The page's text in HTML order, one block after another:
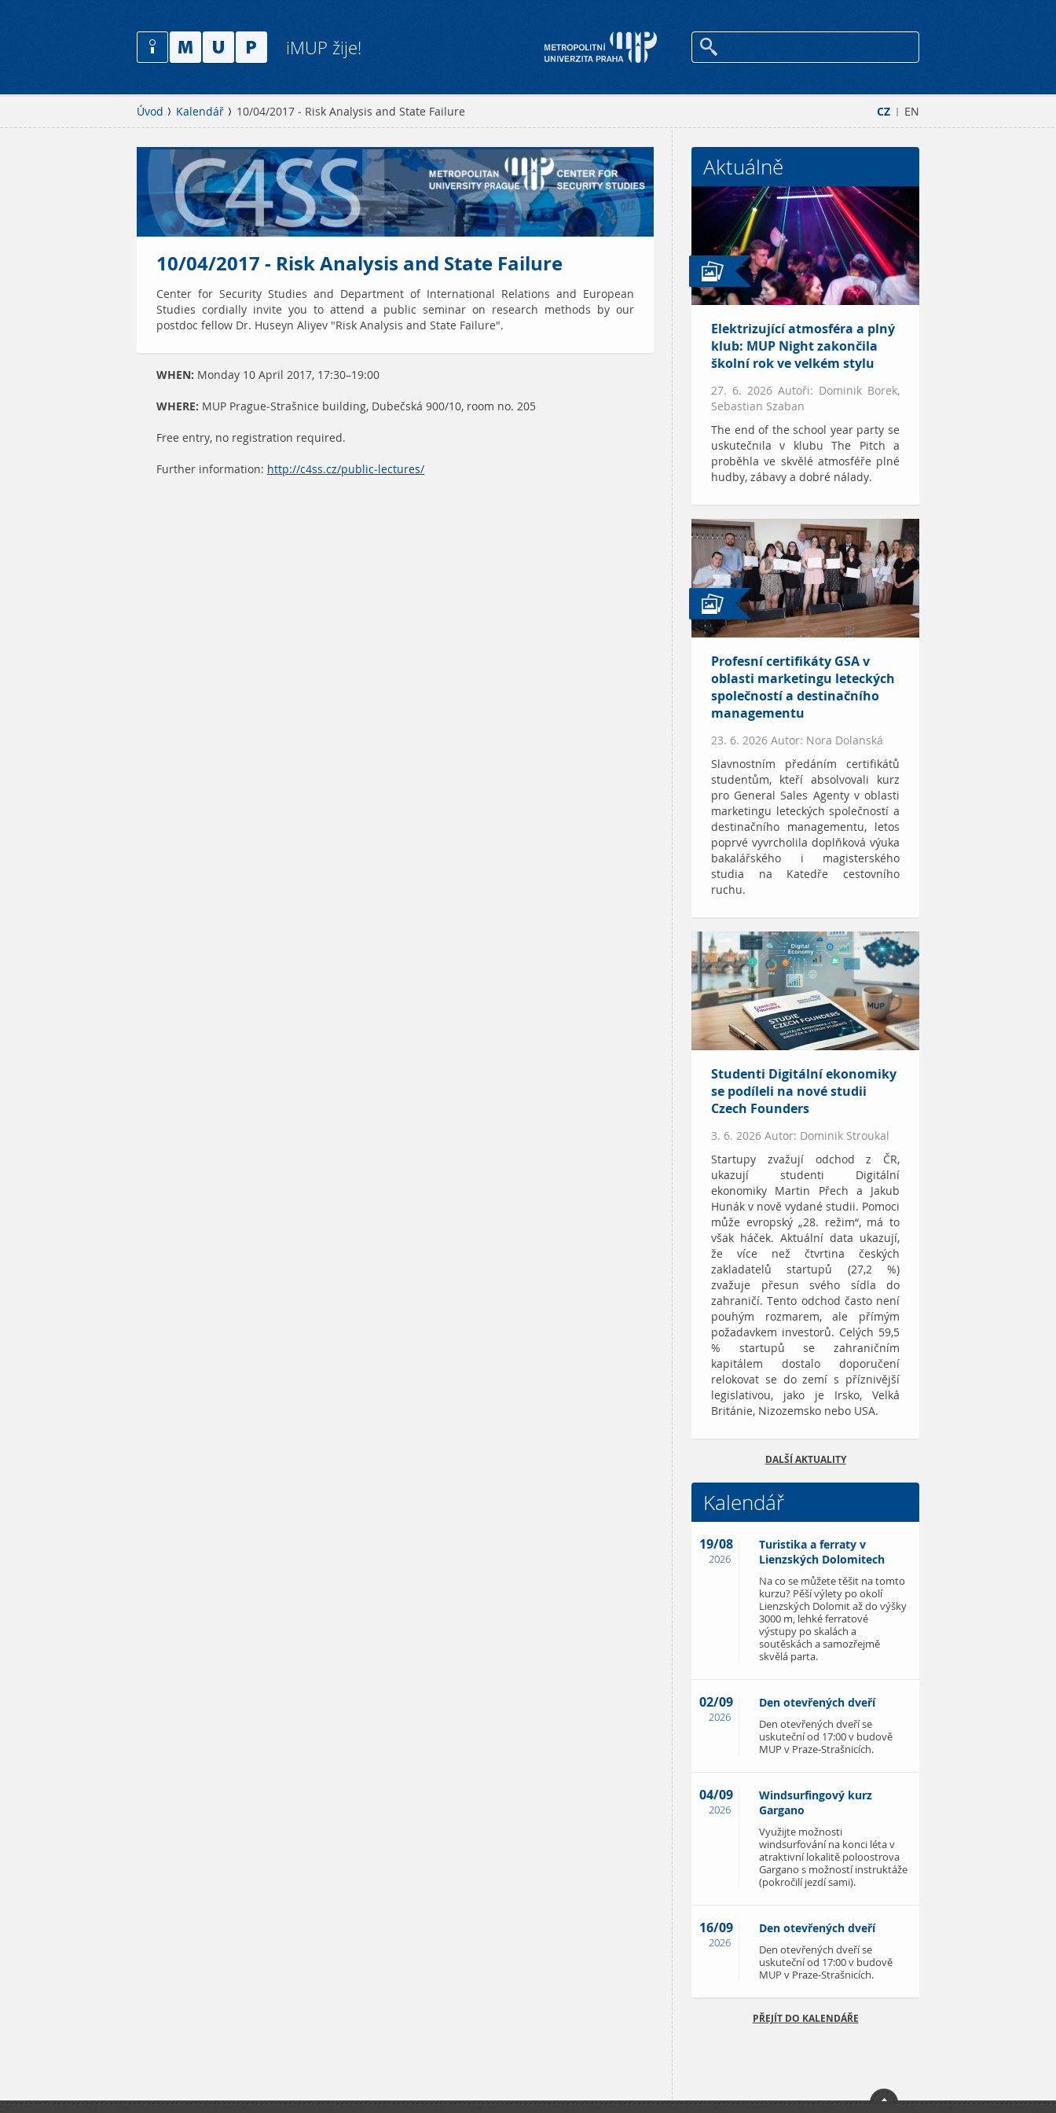
iMUP žije!
CZ | EN
Úvod Kalendář 10/04/2017 - Risk Analysis and State Failure
10/04/2017 - Risk Analysis and State Failure
Center for Security Studies and Department of International Relations and European
Studies cordially invite you to attend a public seminar on research methods by our
postdoc fellow Dr. Huseyn Aliyev "Risk Analysis and State Failure".
WHEN: Monday 10 April 2017, 17:30–19:00
WHERE: MUP Prague-Strašnice building, Dubečská 900/10, room no. 205
Free entry, no registration required.
Further information: http://c4ss.cz/public-lectures/
Aktuálně
Elektrizující atmosféra a plný
klub: MUP Night zakončila
školní rok ve velkém stylu
27. 6. 2026 Autoři: Dominik Borek,
Sebastian Szaban
The end of the school year party se
uskutečnila v klubu The Pitch a
proběhla ve skvělé atmosféře plné
hudby, zábavy a dobré nálady.
Profesní certifikáty GSA v
oblasti marketingu leteckých
společností a destinačního
managementu
23. 6. 2026 Autor: Nora Dolanská
Slavnostním předáním certifikátů
studentům, kteří absolvovali kurz
pro General Sales Agenty v oblasti
marketingu leteckých společností a
destinačního managementu, letos
poprvé vyvrcholila doplňková výuka
bakalářského i magisterského
studia na Katedře cestovního
ruchu.
Studenti Digitální ekonomiky
se podíleli na nové studii
Czech Founders
3. 6. 2026 Autor: Dominik Stroukal
Startupy zvažují odchod z ČR,
ukazují studenti Digitální
ekonomiky Martin Přech a Jakub
Hunák v nově vydané studii. Pomoci
může evropský „28. režim“, má to
však háček. Aktuální data ukazují,
že více než čtvrtina českých
zakladatelů startupů (27,2 %)
zvažuje přesun svého sídla do
zahraničí. Tento odchod často není
pouhým rozmarem, ale přímým
požadavkem investorů. Celých 59,5
% startupů se zahraničním
kapitálem dostalo doporučení
relokovat se do zemí s příznivější
legislativou, jako je Irsko, Velká
Británie, Nizozemsko nebo USA.
DALŠÍ AKTUALITY
Kalendář
19/08
2026
Turistika a ferraty v
Lienzských Dolomitech
Na co se můžete těšit na tomto
kurzu? Pěší výlety po okolí
Lienzských Dolomit až do výšky
3000 m, lehké ferratové
výstupy po skalách a
soutěskách a samozřejmě
skvělá parta.
02/09
2026
Den otevřených dveří
Den otevřených dveří se
uskuteční od 17:00 v budově
MUP v Praze-Strašnicích.
04/09
2026
Windsurfingový kurz
Gargano
Využijte možnosti
windsurfování na konci léta v
atraktivní lokalitě poloostrova
Gargano s možností instruktáže
(pokročilí jezdí sami).
16/09
2026
Den otevřených dveří
Den otevřených dveří se
uskuteční od 17:00 v budově
MUP v Praze-Strašnicích.
PŘEJÍT DO KALENDÁŘE